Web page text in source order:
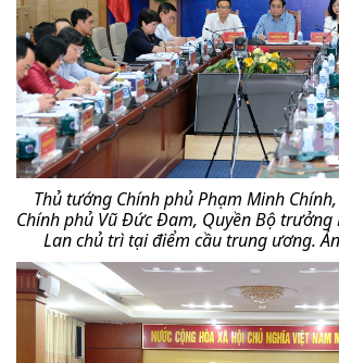
Thủ tướng Chính phủ Phạm Minh
Chính phủ Vũ Đức Đam, Quyền Bộ trưởng
Lan chủ trì tại điểm cầu trung ương.